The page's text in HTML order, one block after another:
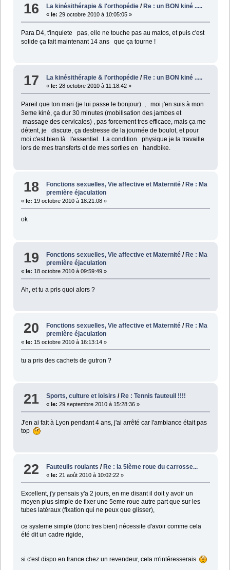
16 La kinésithérapie & l'orthopédie / Re : un BON kiné .....
«le: 29 octobre 2010 à 10:05:05 »
Para D4, t'inquiete pas, elle ne touche pas au matos, et puis c'est
solide ça fait maintenant 14 ans que ça tourne !
17 La kinésithérapie & l'orthopédie / Re : un BON kiné .....
« le: 28 octobre 2010 à 11:18:42 »
Pareil que ton mari (je lui passe le bonjour) , moi j'en suis à mon
3eme kiné, ça dur 30 minutes (mobilisation des jambes et
massage des cervicales) , pas forcement tres efficace, mais ça me
détent, je discute, ça destresse de la journée de boulot, et pour
moi c'est bien là l'essentiel. La condition physique je la travaille
lors de mes transferts et de mes sorties en handbike.
18 Fonctions sexuelles, Vie affective et Maternité /Re : Ma
première éjaculation
« le: 19 octobre 2010 à 18:21:08 »
ok
19 Fonctions sexuelles, Vie affective et Maternité / Re : Ma
première éjaculation
« le: 18 octobre 2010 à 09:59:49 »
Ah, et tu a pris quoi alors ?
20 Fonctions sexuelles, Vie affective et Maternité /Re : Ma
première éjaculation
« le: 15 octobre 2010 à 16:13:14 »
tu a pris des cachets de gutron ?
21 Sports, culture et loisirs / Re : Tennis fauteuil !!!!
« le: 29 septembre 2010 à 15:28:36 »
J'en ai fait à Lyon pendant 4 ans, j'ai arrêté car l'ambiance était pas
top
22 Fauteuils roulants /Re : la 5ième roue du carrosse...
«le: 21 août 2010 à 10:02:22 »
Excellent, j'y pensais y'a 2 jours, en me disant il doit y avoir un
moyen plus simple de fixer une 5eme roue autre part que sur les
tubes latéraux (fixation qui ne peux que glisser),
ce systeme simple (donc tres bien) nécessite d'avoir comme cela
été dit un cadre rigide,
si c'est dispo en france chez un revendeur, cela m'intéresserais